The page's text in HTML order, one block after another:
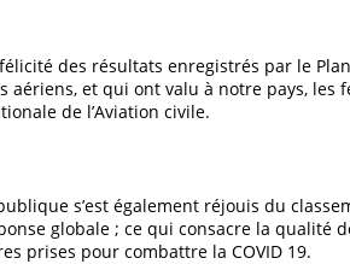
félicité des résultats enregistrés par le
aériens, et qui ont valu à notre pays, les
de l’Aviation civile.
s’est également réjouis du
globale ; ce qui consacre la
prises pour combattre la COVID 19.